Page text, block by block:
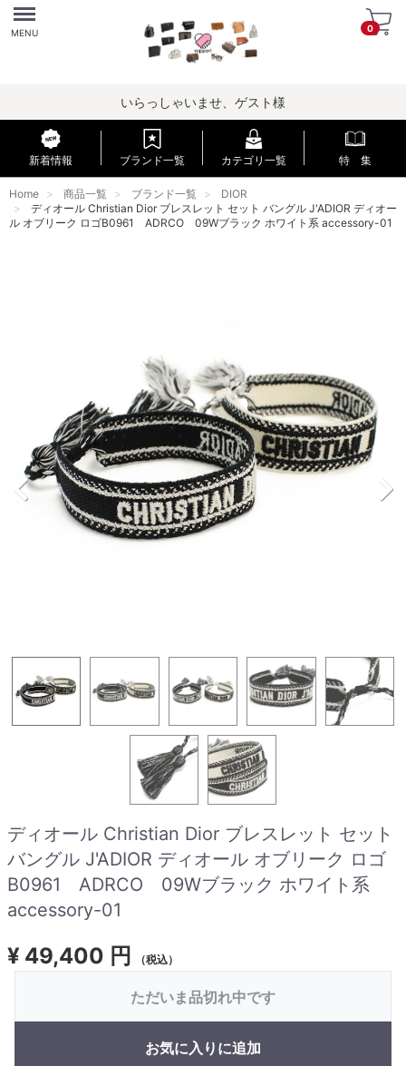
Menu
MENU 0
いらっしゃいませ、ゲスト様
新着情報 ブランド一覧 カテゴリ一覧 特 集
Home 商品一覧 ブランド一覧
DIOR
ディオール Christian Dior ブレスレット セット バングル J'ADIOR ディオー
ル オブリーク ロゴB0961 ADRCO 09Wブラック ホワイト系 accessory-01
ディオール Christian Dior ブレスレット セット
バングル J'ADIOR ディオール オブリーク ロゴ
B0961 ADRCO 09Wブラック ホワイト系
accessory-01
¥ 49,400 円 （税込）
ただいま品切れ中です
お気に入りに追加